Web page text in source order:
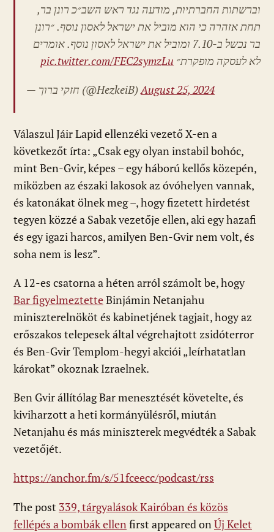
וברשתות החברתיות, מודעה נגד ראש השב״כ רונן בר,
תחת אזהרה כי הוא מוביל את ישראל לאסון נוסף. ״רונן
בר נכשל ב-7.10 ומוביל את ישראל לאסון נוסף. אומרים
לא לעסקה מופקרת״ pic.twitter.com/FEC2symzLu
— חזקי ברוך (@HezkeiB)August 25, 2024
Válaszul Jáir Lapid ellenzéki vezető X-en a
következőt írta: „Csak egy olyan instabil bohóc,
mint Ben-Gvir, képes – egy háború kellős közepén,
miközben az északi lakosok az óvóhelyen vannak,
és katonákat ölnek meg –, hogy fizetett hirdetést
tegyen közzé a Sabak vezetője ellen, aki egy hazafi
és egy igazi harcos, amilyen Ben-Gvir nem volt, és
soha nem is lesz”.
A 12-es csatorna a héten arról számolt be, hogy
Bar figyelmeztetteBinjámin Netanjahu
miniszterelnököt és kabinetjének tagjait, hogy az
erőszakos telepesek által végrehajtott zsidóterror
és Ben-Gvir Templom-hegyi akciói „leírhatatlan
károkat” okoznak Izraelnek.
Ben Gvir állítólag Bar menesztését követelte, és
kiviharzott a heti kormányülésről, miután
Netanjahu és más miniszterek megvédték a Sabak
vezetőjét.
https://anchor.fm/s/51fceecc/podcast/rss
The post 339, tárgyalások Kairóban és közös
fellépés a bombák ellen first appeared on Új Kelet